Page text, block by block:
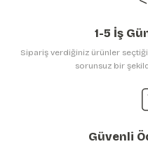
1-5 İş
Sipariş verdiğiniz ürünler
sorunsuz bir
Güvenli